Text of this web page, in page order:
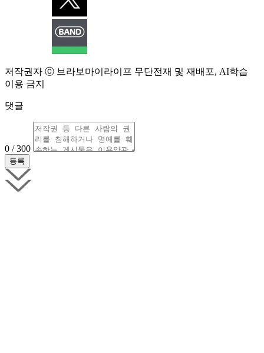
저작권자 ⓒ 브라보마이라이프 무단전재 및 재배포, AI학습
이용 금지
댓글
0 / 300